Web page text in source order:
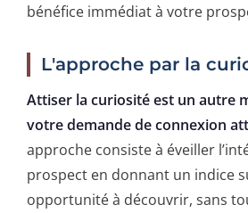
bénéfice immédiat à votre
L'approche par la
Attiser la curiosité est un autre
votre demande de connexion
approche consiste à éveiller
prospect en donnant un indice
opportunité à découvrir, sans